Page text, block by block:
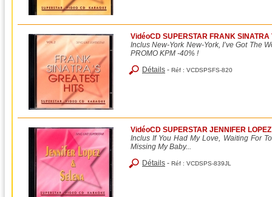
VidéoCD SUPERSTAR FRANK SINATRA
Inclus New-York New-York, I’ve Got The
PROMO KPM -40% !
Détails - Réf : VCDSPSFS-820
VidéoCD SUPERSTAR JENNIFER
Inclus If You Had My Love, Waiting For
Missing My Baby...
Détails - Réf : VCDSPS-839JL